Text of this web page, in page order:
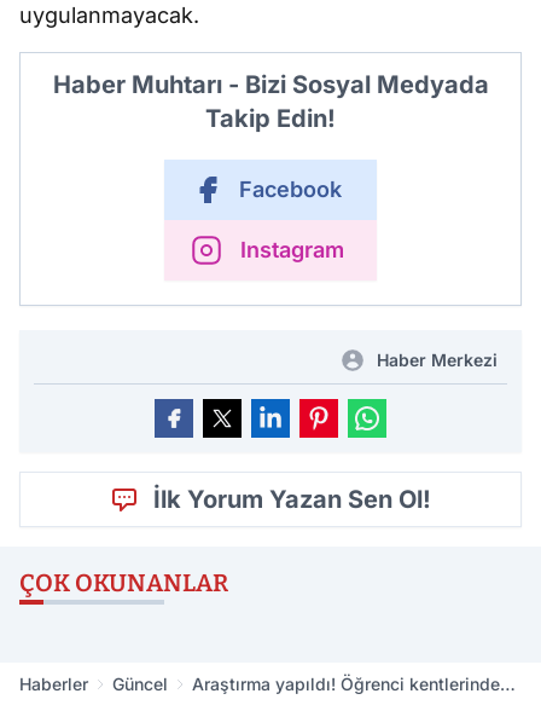
uygulanmayacak.
Haber Muhtarı - Bizi Sosyal Medyada
Takip Edin!
Facebook
Instagram
Haber Merkezi
İlk Yorum Yazan Sen Ol!
ÇOK OKUNANLAR
Haberler Güncel
Araştırma yapıldı! Öğrenci kentlerinde